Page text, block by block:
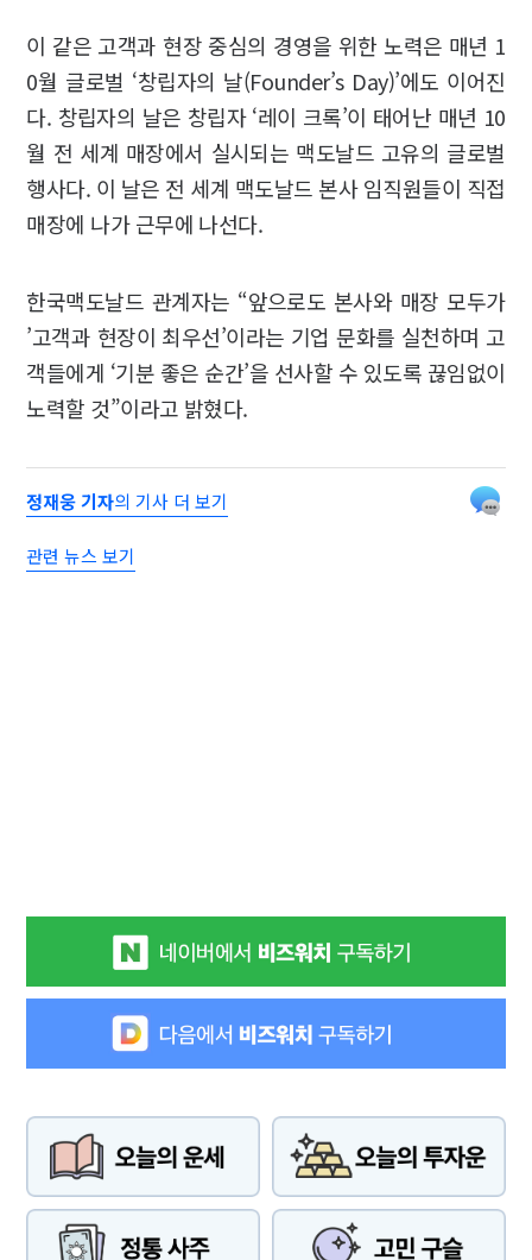
이 같은 고객과 현장 중심의 경영을 위한 노력은 매년 1
0월 글로벌 ‘창립자의 날(Founder’s Day)’에도 이어진
다. 창립자의 날은 창립자 ‘레이 크록’이 태어난 매년 10
월 전 세계 매장에서 실시되는 맥도날드 고유의 글로벌
행사다. 이 날은 전 세계 맥도날드 본사 임직원들이 직접
매장에 나가 근무에 나선다.
한국맥도날드 관계자는 “앞으로도 본사와 매장 모두가
’고객과 현장이 최우선’이라는 기업 문화를 실천하며 고
객들에게 ‘기분 좋은 순간’을 선사할 수 있도록 끊임없이
노력할 것”이라고 밝혔다.
정재웅 기자의 기사 더 보기
관련 뉴스 보기